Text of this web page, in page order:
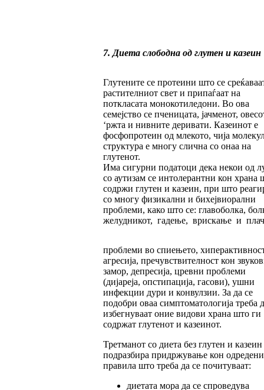
7. Диета слободна од глутен и казеин
Глутените се протеини што се
растителниот свет и припаѓаат на
поткласата монокотиледони. Во ова
семејство се пченицата, јачменот,
‘ржта и нивните деривати. Казеинот е
фосфопротеин од млекото, чија
структура е многу слична со онаа на
глутенот.
Има сигурни податоци дека некои од
со аутизам се интолерантни кон храна
содржи глутен и казеин, при што
со многу физикални и бихејвиорални
проблеми, како што се: главоболка,
желудникот, гадење, врискање и
проблеми во спиењето,
агресија, пречувствителност кон
замор, депресија, цревни проблеми
(дијареја, опстипација, гасови), ушни
инфекции дури и конвулзии. За да се
подобри оваа симптоматологија треба
избегнуваат оние видови храна што ги
содржат глутенот и казеинот.
Третманот со диета без глутен и казеин
подразбира придржување кон одредени
правила што треба да се почитуваат:
диетата мора да се спроведува